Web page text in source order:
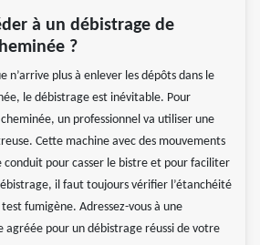
à un débistrage de
?
n’arrive plus à enlever les dépôts dans le
le débistrage est inévitable. Pour
un professionnel va utiliser une
Cette machine avec des mouvements
pour casser le bistre et pour faciliter
il faut toujours vérifier l’étanchéité
fumigène. Adressez-vous à une
agréée pour un débistrage réussi de votre